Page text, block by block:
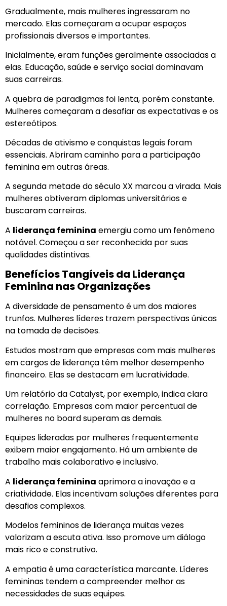
Gradualmente, mais mulheres ingressaram no
mercado. Elas começaram a ocupar espaços
profissionais diversos e importantes.
Inicialmente, eram funções geralmente associadas a
elas. Educação, saúde e serviço social dominavam
suas carreiras.
A quebra de paradigmas foi lenta, porém constante.
Mulheres começaram a desafiar as expectativas e os
estereótipos.
Décadas de ativismo e conquistas legais foram
essenciais. Abriram caminho para a participação
feminina em outras áreas.
A segunda metade do século XX marcou a virada. Mais
mulheres obtiveram diplomas universitários e
buscaram carreiras.
A liderança feminina emergiu como um fenômeno
notável. Começou a ser reconhecida por suas
qualidades distintivas.
Benefícios Tangíveis da Liderança
Feminina nas Organizações
A diversidade de pensamento é um dos maiores
trunfos. Mulheres líderes trazem perspectivas únicas
na tomada de decisões.
Estudos mostram que empresas com mais mulheres
em cargos de liderança têm melhor desempenho
financeiro. Elas se destacam em lucratividade.
Um relatório da Catalyst, por exemplo, indica clara
correlação. Empresas com maior percentual de
mulheres no board superam as demais.
Equipes lideradas por mulheres frequentemente
exibem maior engajamento. Há um ambiente de
trabalho mais colaborativo e inclusivo.
A liderança feminina aprimora a inovação e a
criatividade. Elas incentivam soluções diferentes para
desafios complexos.
Modelos femininos de liderança muitas vezes
valorizam a escuta ativa. Isso promove um diálogo
mais rico e construtivo.
A empatia é uma característica marcante. Líderes
femininas tendem a compreender melhor as
necessidades de suas equipes.